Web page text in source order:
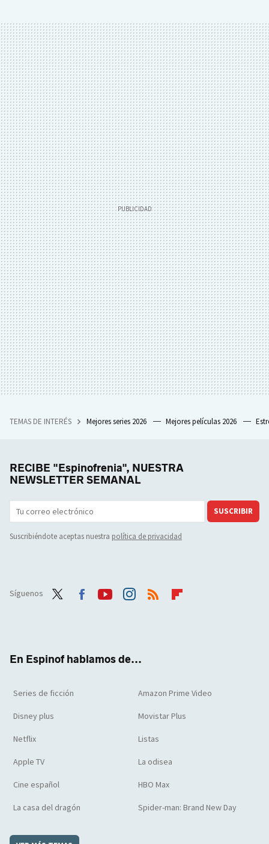
TEMAS DE INTERÉS Mejores series 2026 Mejores películas 2026
RECIBE "Espinofrenia", NUESTRA
NEWSLETTER SEMANAL
SUSCRIBIR
Suscribiéndote aceptas nuestra política de privacidad
Síguenos
En Espinof hablamos de...
Series de ficción Amazon Prime Video
Disney plus Movistar Plus
Netflix Listas
Apple TV La odisea
Cine español HBO Max
La casa del dragón Spider-man: Brand New Day